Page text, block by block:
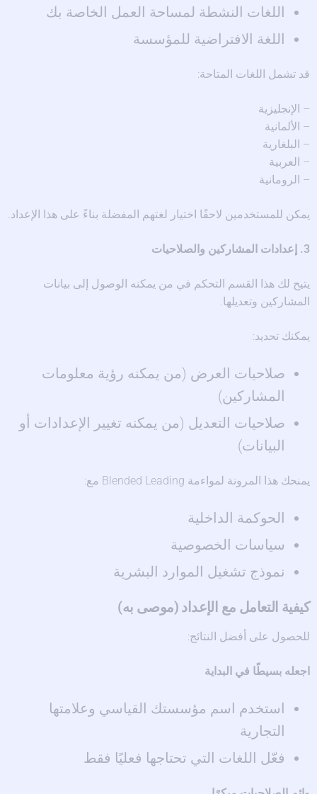
اللغات النشطة لمساحة العمل الخاصة بك
اللغة الافتراضية للمؤسسة
قد تشمل اللغات المتاحة:
– الإنجليزية
– الألمانية
– البلغارية
– العربية
– الرومانية
يمكن للمستخدمين لاحقًا اختيار لغتهم المفضلة بناءً على هذا الإعداد.
3. إعدادات المشاركين والصلاحيات
يتيح لك هذا القسم التحكم في من يمكنه الوصول إلى بيانات
المشاركين وتعديلها.
يمكنك تحديد:
صلاحيات العرض (من يمكنه رؤية معلومات
المشاركين)
صلاحيات التعديل (من يمكنه تغيير الإعدادات أو
البيانات)
يمنحك هذا المرونة لمواءمة Blended Leading مع:
الحوكمة الداخلية
سياسات الخصوصية
نموذج تشغيل الموارد البشرية
كيفية التعامل مع الإعداد (موصى به)
للحصول على أفضل النتائج:
اجعله بسيطًا في البداية
استخدم اسم مؤسستك القياسي وعلامتها
التجارية
فعّل اللغات التي تحتاجها فعليًا فقط